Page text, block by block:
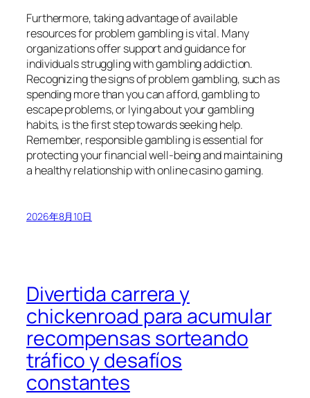
Furthermore, taking advantage of available
resources for problem gambling is vital. Many
organizations offer support and guidance for
individuals struggling with gambling addiction.
Recognizing the signs of problem gambling, such as
spending more than you can afford, gambling to
escape problems, or lying about your gambling
habits, is the first step towards seeking help.
Remember, responsible gambling is essential for
protecting your financial well-being and maintaining
a healthy relationship with online casino gaming.
2026年8月10日
Divertida carrera y
chickenroad para acumular
recompensas sorteando
tráfico y desafíos
constantes